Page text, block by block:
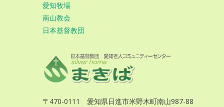
愛知牧場
南山教会
日本基督教団
〒470-0111 愛知県日進市米野木町南山987-88